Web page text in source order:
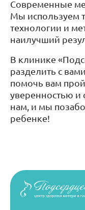
Современные
Мы используем
технологии и
наилучший
В клинике
разделить с
помочь вам
уверенностью и
нам, и мы
ребенке!